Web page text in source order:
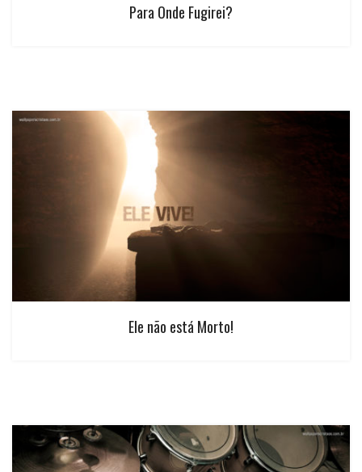
Para Onde Fugirei?
Ele não está Morto!